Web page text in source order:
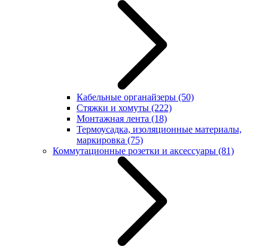
Кабельные органайзеры (50)
Стяжки и хомуты (222)
Монтажная лента (18)
Термоусадка, изоляционные материалы,
маркировка (75)
Коммутационные розетки и аксессуары (81)